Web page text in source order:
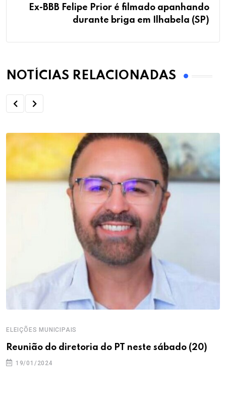
Ex-BBB Felipe Prior é filmado apanhando
durante briga em Ilhabela (SP)
NOTÍCIAS RELACIONADAS
ELEIÇÕES MUNICIPAIS
Reunião do diretoria do PT neste sábado (20)
19/01/2024